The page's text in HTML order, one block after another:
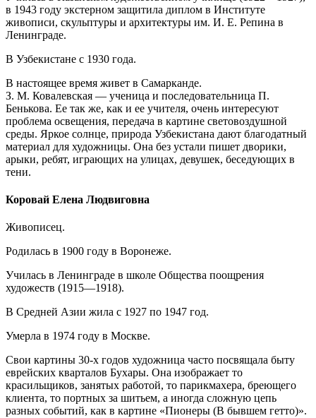
в 1943 году экстерном защитила диплом в Институте
живописи, скульптуры и архитектуры им. И. Е. Репина в
Ленинграде.
В Узбекистане с 1930 года.
В настоящее время живет в Самарканде.
З. М. Ковалевская — ученица и последовательница П.
Бенькова. Ее так же, как и ее учителя, очень интересуют
проблема освещения, передача в картине световоздушной
среды. Яркое солнце, природа Узбекистана дают благодатный
материал для художницы. Она без устали пишет дворики,
арыки, ребят, играющих на улицах, девушек, беседующих в
тени.
Коровай Елена Людвиговна
Живописец.
Родилась в 1900 году в Воронеже.
Училась в Ленинграде в школе Общества поощрения
художеств (1915—1918).
В Средней Азии жила с 1927 по 1947 год.
Умерла в 1974 году в Москве.
Свои картины 30-х годов художница часто посвящала быту
еврейских кварталов Бухары. Она изображает то
красильщиков, занятых работой, то парикмахера, бреющего
клиента, то портных за шитьем, а иногда сложную цепь
разных событий, как в картине «Пионеры (В бывшем гетто)».